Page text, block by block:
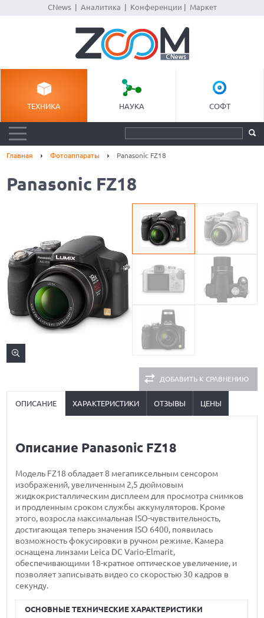
CNews| Аналитика Конференции Маркет
ТЕХНИКА НАУКА СОФТ
Главная Фотоаппараты Panasonic FZ18
Panasonic FZ18
ДОБАВИТЬ К СРАВНЕНИЮ
ОПИСАНИЕ ХАРАКТЕРИСТИКИ ОТЗЫВЫ ЦЕНЫ
Описание Panasonic FZ18
Модель FZ18 обладает 8 мегапиксельным сенсором
изображений, увеличенным 2,5 дюймовым
жидкокристаллическим дисплеем для просмотра снимков
и продленным сроком службы аккумуляторов. Кроме
этого, возросла максимальная ISO-чувствительность,
достигающая теперь значения ISO 6400, появилась
возможность фокусировки в ручном режиме. Камера
оснащена линзами Leica DC Vario-Elmarit,
обеспечивающими 18-кратное оптическое увеличение, и
позволяет записывать видео со скоростью 30 кадров в
секунду.
ОСНОВНЫЕ ТЕХНИЧЕСКИЕ ХАРАКТЕРИСТИКИ